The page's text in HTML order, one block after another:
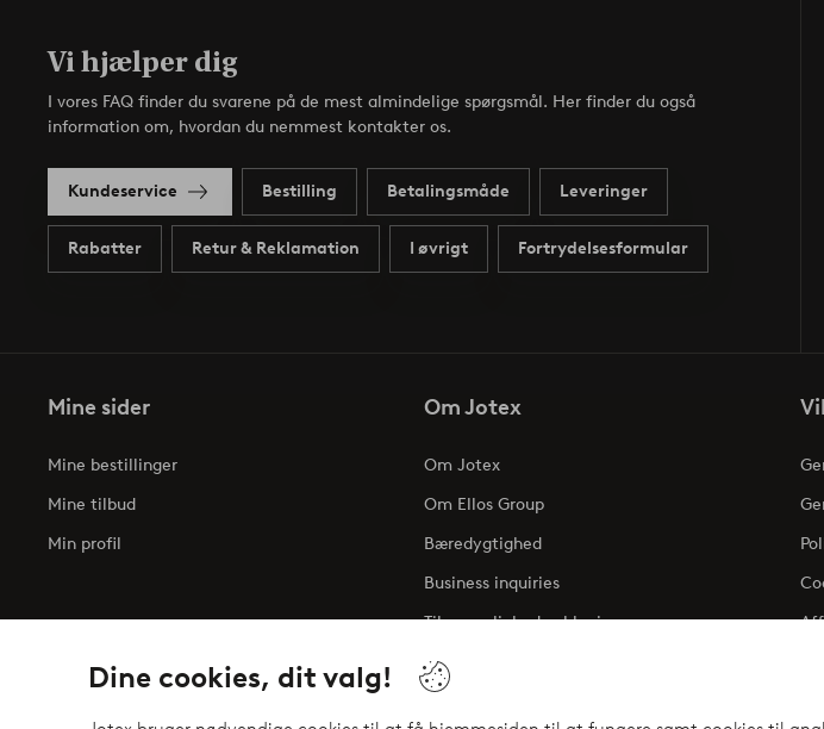
Dine cookies, dit valg!
Vi hjælper dig
I vores FAQ finder du svarene på de mest almindelige spørgsmål. Her finder du også
information om, hvordan du nemmest kontakter os.
Kundeservice Bestilling Betalingsmåde Leveringer
Rabatter Retur & Reklamation I øvrigt Fortrydelsesformular
Mine sider
Mine bestillinger
Mine tilbud
Min profil
Om Jotex
Om Jotex
Om Ellos Group
Bæredygtighed
Business inquiries
Tilgængelighedserklæring